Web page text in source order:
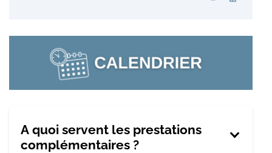
A quoi servent les prestations
complémentaires ?